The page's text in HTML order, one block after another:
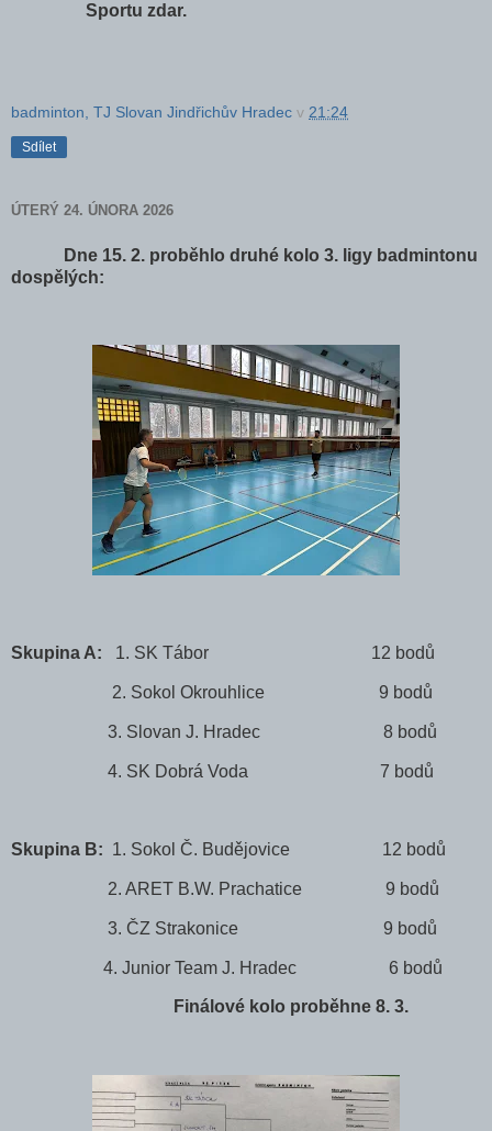
Sportu zdar.
badminton, TJ Slovan Jindřichův Hradec v 21:24
Sdílet
ÚTERÝ 24. ÚNORA 2026
Dne 15. 2. proběhlo druhé kolo 3. ligy badmintonu
dospělých:
Skupina A: 1. SK Tábor 12 bodů
2. Sokol Okrouhlice 9 bodů
3. Slovan J. Hradec 8 bodů
4. SK Dobrá Voda 7 bodů
Skupina B: 1. Sokol Č. Budějovice 12 bodů
2. ARET B.W. Prachatice 9 bodů
3. ČZ Strakonice 9 bodů
4. Junior Team J. Hradec 6 bodů
Finálové kolo proběhne 8. 3.